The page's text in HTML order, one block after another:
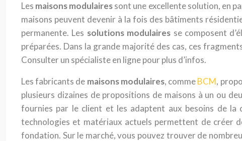
Les maisons modulairessont une excellente solution, en
maisons peuvent devenir à la fois des bâtiments
permanente. Les solutions modulaires se composent
préparées. Dans la grande majorité des cas, ces
Consulter un spécialiste en ligne pour plus d’infos.
Les fabricants de maisons modulaires, commeBCM,
plusieurs dizaines de propositions de maisons à un ou
fournies par le client et les adaptent aux besoins de la
technologies et matériaux actuels permettent de créer
fondation. Sur le marché, vous pouvez trouver de